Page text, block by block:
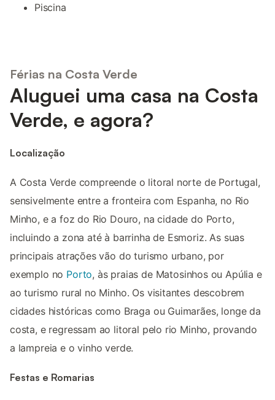
Piscina
Férias na Costa Verde
Aluguei uma casa na Costa
Verde, e agora?
Localização
A Costa Verde compreende o litoral norte de Portugal,
sensivelmente entre a fronteira com Espanha, no Rio
Minho, e a foz do Rio Douro, na cidade do Porto,
incluindo a zona até à barrinha de Esmoriz. As suas
principais atrações vão do turismo urbano, por
exemplo no Porto, às praias de Matosinhos ou Apúlia e
ao turismo rural no Minho. Os visitantes descobrem
cidades históricas como Braga ou Guimarães, longe da
costa, e regressam ao litoral pelo rio Minho, provando
a lampreia e o vinho verde.
Festas e Romarias